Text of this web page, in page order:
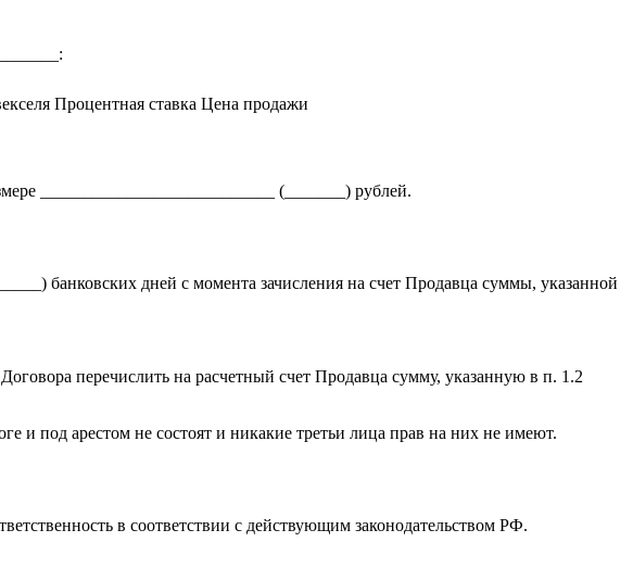
Процентная ставка Цена продажи
___________________________ (_______) рублей.
банковских дней с момента зачисления на счет Продавца суммы, указанной
перечислить на расчетный счет Продавца сумму, указанную в п. 1.2
и под арестом не состоят и никакие третьи лица прав на них не имеют.
в соответствии с действующим законодательством РФ.